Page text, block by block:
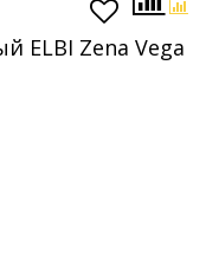
ELBI Zena Vega